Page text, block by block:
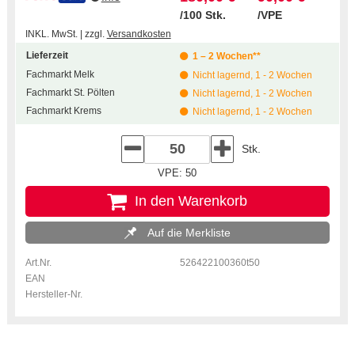
/100 Stk. /VPE
INKL. MwSt. | zzgl. Versandkosten
Lieferzeit
1 – 2 Wochen**
Fachmarkt Melk
Nicht lagernd, 1 - 2 Wochen
Fachmarkt St. Pölten
Nicht lagernd, 1 - 2 Wochen
Fachmarkt Krems
Nicht lagernd, 1 - 2 Wochen
Stk.
VPE: 50
In den Warenkorb
Auf die Merkliste
Art.Nr.
526422100360t50
EAN
Hersteller-Nr.